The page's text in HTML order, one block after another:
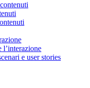
l’interazione
e user stories